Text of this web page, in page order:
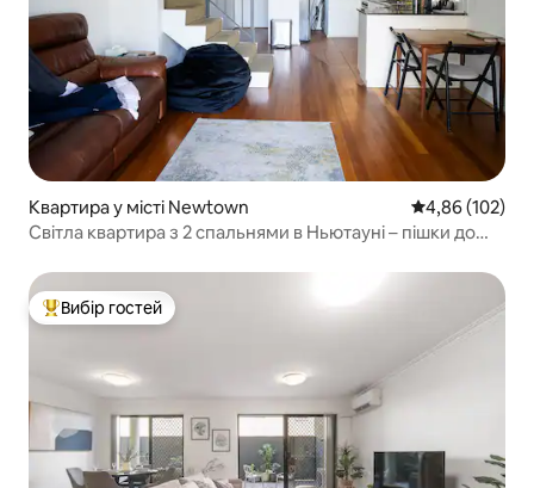
Квартира у місті Newtown Середня
4,86 (102)
Світла квартира з 2 спальнями в Ньютауні – пішки до
Топ вибір гостей
Вибір гостей